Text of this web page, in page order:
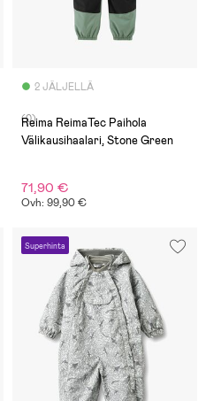
2 JÄLJELLÄ
(0)
Reima ReimaTec Paihola
Välikausihaalari, Stone Green
71,90 €
Ovh: 99,90 €
Superhinta